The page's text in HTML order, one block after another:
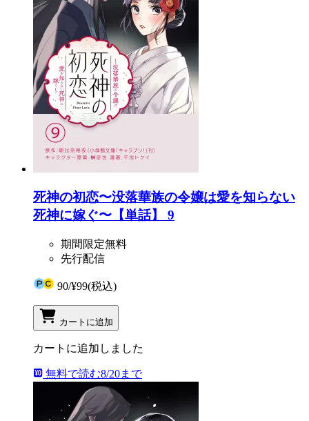
死神の初恋〜没落華族の令嬢は愛を知らない
死神に嫁ぐ〜【単話】 9
期間限定無料
先行配信
90/¥99(税込)
カートに追加
カートに追加しました
無料で読む8/20まで